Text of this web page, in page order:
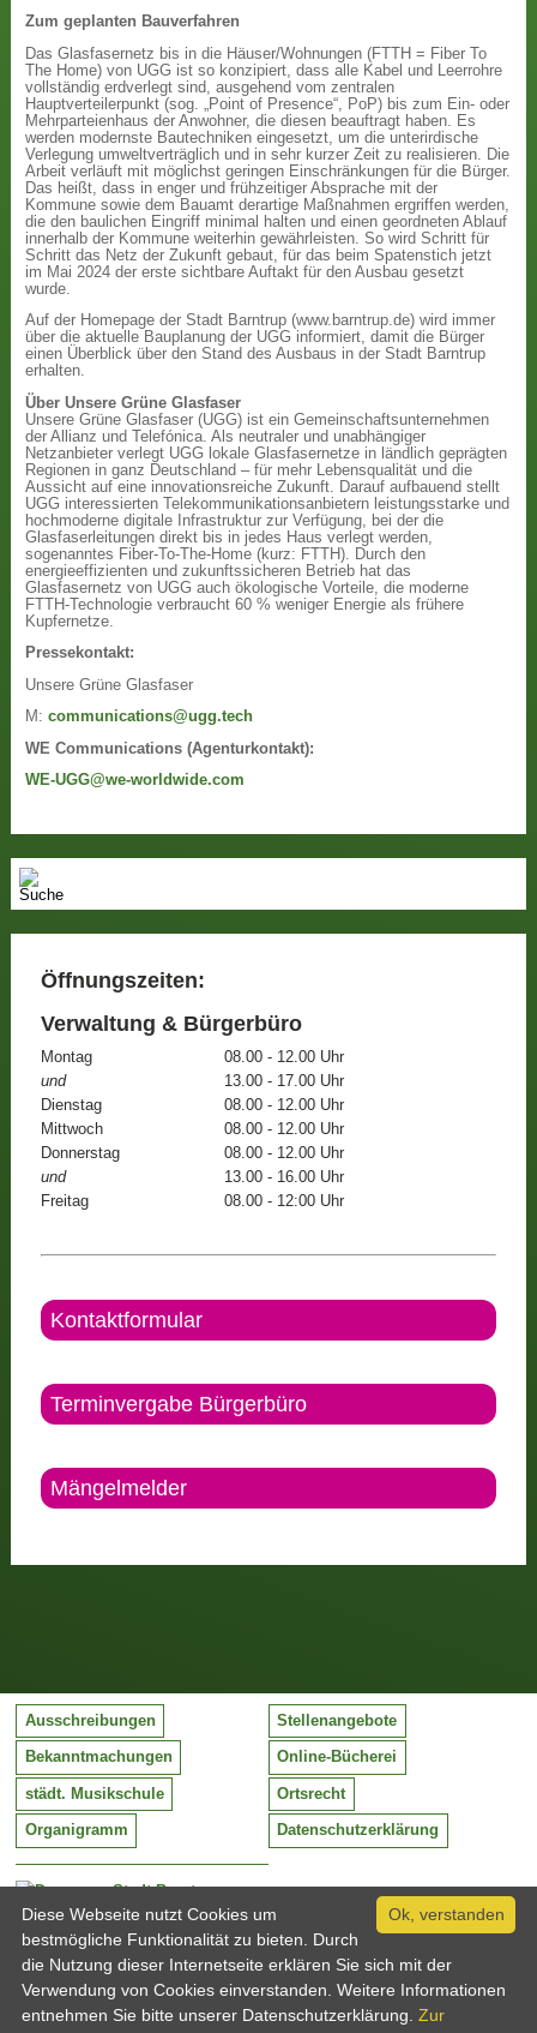
Zum geplanten Bauverfahren
Das Glasfasernetz bis in die Häuser/Wohnungen (FTTH = Fiber To
The Home) von UGG ist so konzipiert, dass alle Kabel und Leerrohre
vollständig erdverlegt sind, ausgehend vom zentralen
Hauptverteilerpunkt (sog. „Point of Presence“, PoP) bis zum Ein- oder
Mehrparteienhaus der Anwohner, die diesen beauftragt haben. Es
werden modernste Bautechniken eingesetzt, um die unterirdische
Verlegung umweltverträglich und in sehr kurzer Zeit zu realisieren. Die
Arbeit verläuft mit möglichst geringen Einschränkungen für die Bürger.
Das heißt, dass in enger und frühzeitiger Absprache mit der
Kommune sowie dem Bauamt derartige Maßnahmen ergriffen werden,
die den baulichen Eingriff minimal halten und einen geordneten Ablauf
innerhalb der Kommune weiterhin gewährleisten. So wird Schritt für
Schritt das Netz der Zukunft gebaut, für das beim Spatenstich jetzt
im Mai 2024 der erste sichtbare Auftakt für den Ausbau gesetzt
wurde.
Auf der Homepage der Stadt Barntrup (www.barntrup.de) wird immer
über die aktuelle Bauplanung der UGG informiert, damit die Bürger
einen Überblick über den Stand des Ausbaus in der Stadt Barntrup
erhalten.
Über Unsere Grüne Glasfaser
Unsere Grüne Glasfaser (UGG) ist ein Gemeinschaftsunternehmen
der Allianz und Telefónica. Als neutraler und unabhängiger
Netzanbieter verlegt UGG lokale Glasfasernetze in ländlich geprägten
Regionen in ganz Deutschland – für mehr Lebensqualität und die
Aussicht auf eine innovationsreiche Zukunft. Darauf aufbauend stellt
UGG interessierten Telekommunikationsanbietern leistungsstarke und
hochmoderne digitale Infrastruktur zur Verfügung, bei der die
Glasfaserleitungen direkt bis in jedes Haus verlegt werden,
sogenanntes Fiber-To-The-Home (kurz: FTTH). Durch den
energieeffizienten und zukunftssicheren Betrieb hat das
Glasfasernetz von UGG auch ökologische Vorteile, die moderne
FTTH-Technologie verbraucht 60 % weniger Energie als frühere
Kupfernetze.
Pressekontakt:
Unsere Grüne Glasfaser
M:communications@ugg.tech
WE Communications (Agenturkontakt):
WE-UGG@we-worldwide.com
Öffnungszeiten:
Verwaltung & Bürgerbüro
Montag
08.00 - 12.00 Uhr
und
13.00 - 17.00 Uhr
Dienstag
08.00 - 12.00 Uhr
Mittwoch
08.00 - 12.00 Uhr
Donnerstag
08.00 - 12.00 Uhr
und
13.00 - 16.00 Uhr
Freitag
08.00 - 12:00 Uhr
Kontaktformular
Terminvergabe Bürgerbüro
Mängelmelder
Stadt Barntrup
Mittelstraße 38
32683 Barntrup
Tel:
Email:
05263 / 409-0
info@barntrup.de
Ausschreibungen Stellenangebote
Bekanntmachungen Online-Bücherei
städt. Musikschule Ortsrecht
Organigramm Datenschutzerklärung
Ok, verstanden
Diese Webseite nutzt Cookies um
bestmögliche Funktionalität zu bieten. Durch
die Nutzung dieser Internetseite erklären Sie sich mit der
Verwendung von Cookies einverstanden. Weitere Informationen
entnehmen Sie bitte unserer Datenschutzerklärung. Zur